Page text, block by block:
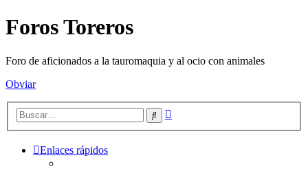
Foros Toreros
Foro de aficionados a la tauromaquia y al ocio con animales
Obviar
Buscar
Enlaces rápidos